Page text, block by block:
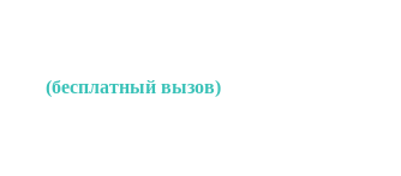
(бесплатный вызов)